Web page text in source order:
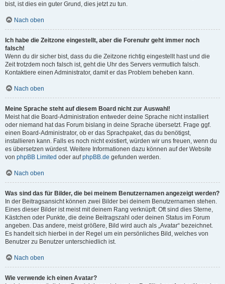
bist, ist dies ein guter Grund, dies jetzt zu tun.
Nach oben
Ich habe die Zeitzone eingestellt, aber die Forenuhr geht immer noch
falsch!
Wenn du dir sicher bist, dass du die Zeitzone richtig eingestellt hast und die
Zeit trotzdem noch falsch ist, geht die Uhr des Servers vermutlich falsch.
Kontaktiere einen Administrator, damit er das Problem beheben kann.
Nach oben
Meine Sprache steht auf diesem Board nicht zur Auswahl!
Meist hat die Board-Administration entweder deine Sprache nicht installiert
oder niemand hat das Forum bislang in deine Sprache übersetzt. Frage ggf.
einen Board-Administrator, ob er das Sprachpaket, das du benötigst,
installieren kann. Falls es noch nicht existiert, würden wir uns freuen, wenn du
es übersetzen würdest. Weitere Informationen dazu können auf der Website
von phpBB Limited oder aufphpBB.de gefunden werden.
Nach oben
Was sind das für Bilder, die bei meinem Benutzernamen angezeigt werden?
In der Beitragsansicht können zwei Bilder bei deinem Benutzernamen stehen.
Eines dieser Bilder ist meist mit deinem Rang verknüpft: Oft sind dies Sterne,
Kästchen oder Punkte, die deine Beitragszahl oder deinen Status im Forum
angeben. Das andere, meist größere, Bild wird auch als „Avatar“ bezeichnet.
Es handelt sich hierbei in der Regel um ein persönliches Bild, welches von
Benutzer zu Benutzer unterschiedlich ist.
Nach oben
Wie verwende ich einen Avatar?